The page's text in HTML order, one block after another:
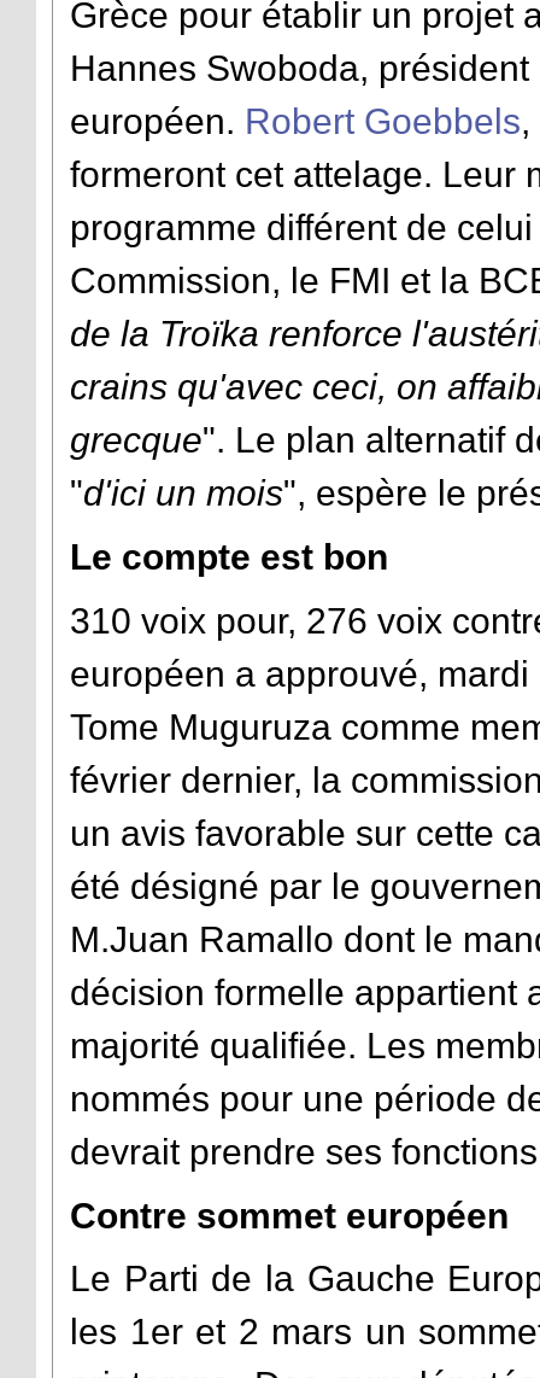
Grèce pour établir un projet
Hannes Swoboda,
européen. Robert Goebbels,
formeront cet attelage. Leur
programme différent de
Commission, le FMI et la
de la Troïka renforce
crains qu'avec ceci, on
grecque". Le plan alternatif
"d'ici un mois", espère le
Le compte est bon
310 voix pour, 276 voix
européen a approuvé,
Tome Muguruza comme
février dernier, la
un avis favorable sur cette
été désigné par le
M.Juan Ramallo dont le
décision formelle appartient
majorité qualifiée. Les
nommés pour une période
devrait prendre ses
Contre sommet européen
Le Parti de la Gauche
les 1er et 2 mars un